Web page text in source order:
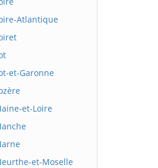
Atlantique
et-Garonne
et-Loire
et-Moselle